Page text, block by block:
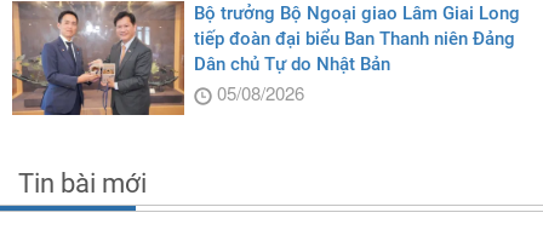
Bộ trưởng Bộ Ngoại giao Lâm Giai Long
tiếp đoàn đại biểu Ban Thanh niên Đảng
Dân chủ Tự do Nhật Bản
05/08/2026
Tin bài mới